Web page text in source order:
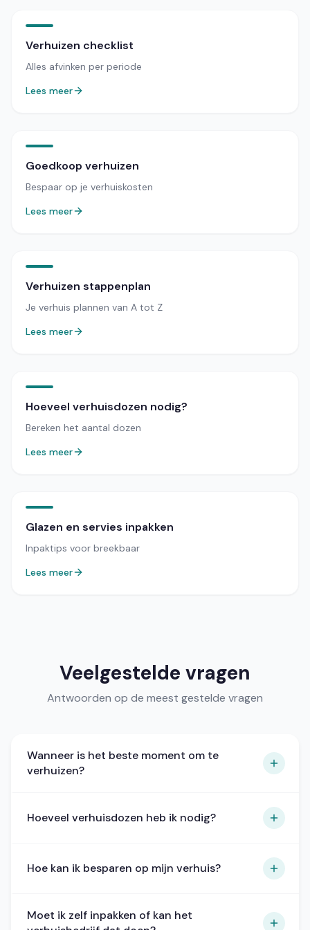
Verhuizen checklist
Alles afvinken per periode
Lees meer
Goedkoop verhuizen
Bespaar op je verhuiskosten
Lees meer
Verhuizen stappenplan
Je verhuis plannen van A tot Z
Lees meer
Hoeveel verhuisdozen nodig?
Bereken het aantal dozen
Lees meer
Glazen en servies inpakken
Inpaktips voor breekbaar
Lees meer
Veelgestelde vragen
Antwoorden op de meest gestelde vragen
Wanneer is het beste moment om te
verhuizen?
het hoogseizoen (oktober tot februari) zijn de
mensen.
Hoeveel verhuisdozen heb ik nodig?
studio heeft 15 tot 20 dozen nodig, een
Hoe kan ik besparen op mijn verhuis?
doordeweeks of buiten het seizoen, en ontdoe je
Moet ik zelf inpakken of kan het